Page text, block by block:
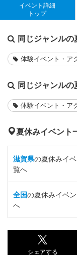
イベント詳細
トップ
同じジャンルの
体験イベント・ア
同じジャンルの
体験イベント・ア
夏休みイベント
滋賀県の夏休みイ
覧へ
全国の夏休みイベ
へ
シェアする